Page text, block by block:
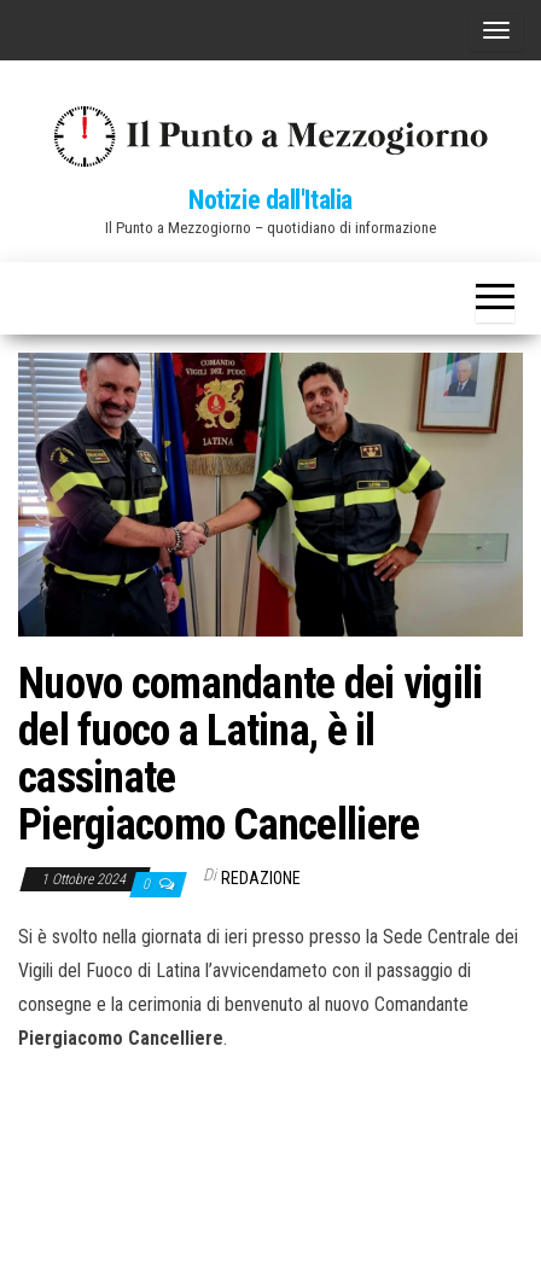
C
a
v
i
g
Notizie dall'Italia
Il Punto a Mezzogiorno – quotidiano di informazione
Nuovo comandante dei vigili
del fuoco a Latina, è il
cassinate
Piergiacomo Cancelliere
1 Ottobre 2024 0 Di REDAZIONE
Si è svolto nella giornata di ieri presso presso la Sede Centrale dei
Vigili del Fuoco di Latina l’avvicendameto con il passaggio di
consegne e la cerimonia di benvenuto al nuovo Comandante
Piergiacomo Cancelliere.